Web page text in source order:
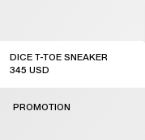
DICE T-TOE SNEAKER
345 USD
PROMOTION